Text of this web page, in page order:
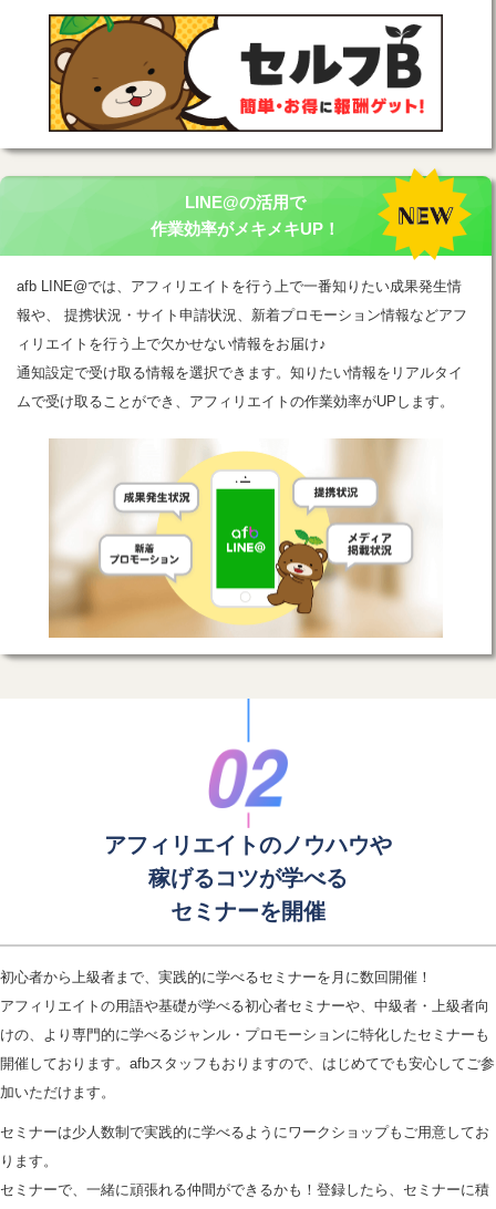
LINE@の活用で
作業効率がメキメキUP！
afb LINE@では、アフィリエイトを行う上で一番知りたい成果発生情
報や、 提携状況・サイト申請状況、新着プロモーション情報などアフ
ィリエイトを行う上で欠かせない情報をお届け♪
通知設定で受け取る情報を選択できます。知りたい情報をリアルタイ
ムで受け取ることができ、アフィリエイトの作業効率がUPします。
アフィリエイトのノウハウや
稼げるコツが学べる
セミナーを開催
初心者から上級者まで、実践的に学べるセミナーを月に数回開催！
アフィリエイトの用語や基礎が学べる初心者セミナーや、中級者・上級者向
けの、より専門的に学べるジャンル・プロモーションに特化したセミナーも
開催しております。afbスタッフもおりますので、はじめてでも安心してご参
加いただけます。
セミナーは少人数制で実践的に学べるようにワークショップもご用意してお
ります。
セミナーで、一緒に頑張れる仲間ができるかも！登録したら、セミナーに積